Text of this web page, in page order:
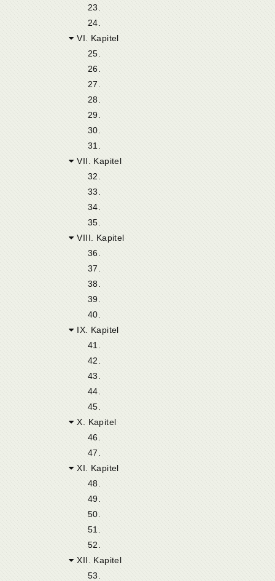
23.
24.
VI. Kapitel
25.
26.
27.
28.
29.
30.
31.
VII. Kapitel
32.
33.
34.
35.
VIII. Kapitel
36.
37.
38.
39.
40.
IX. Kapitel
41.
42.
43.
44.
45.
X. Kapitel
46.
47.
XI. Kapitel
48.
49.
50.
51.
52.
XII. Kapitel
53.